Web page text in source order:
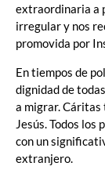
extraordinaria a
irregular y nos
promovida por
En tiempos de
dignidad de
a migrar. Cáritas
Jesús. Todos
con un
extranjero.